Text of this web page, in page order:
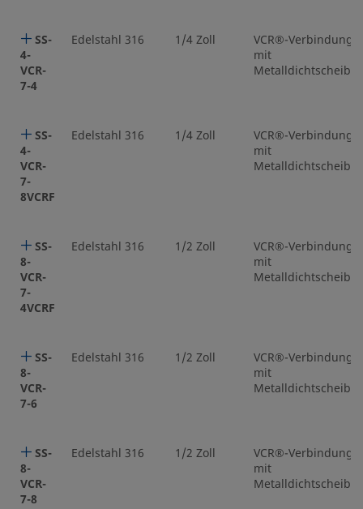
SS-
4-
VCR-
7-4
Edelstahl 316 1/4 Zoll
VCR®-Verbindung
mit
Metalldichtscheibe
SS-
4-
VCR-
7-
8VCRF
Edelstahl 316 1/4 Zoll
VCR®-Verbindung
mit
Metalldichtscheibe
SS-
8-
VCR-
7-
4VCRF
Edelstahl 316 1/2 Zoll
VCR®-Verbindung
mit
Metalldichtscheibe
SS-
8-
VCR-
7-6
Edelstahl 316 1/2 Zoll
VCR®-Verbindung
mit
Metalldichtscheibe
SS-
8-
VCR-
7-8
Edelstahl 316 1/2 Zoll
VCR®-Verbindung
mit
Metalldichtscheibe